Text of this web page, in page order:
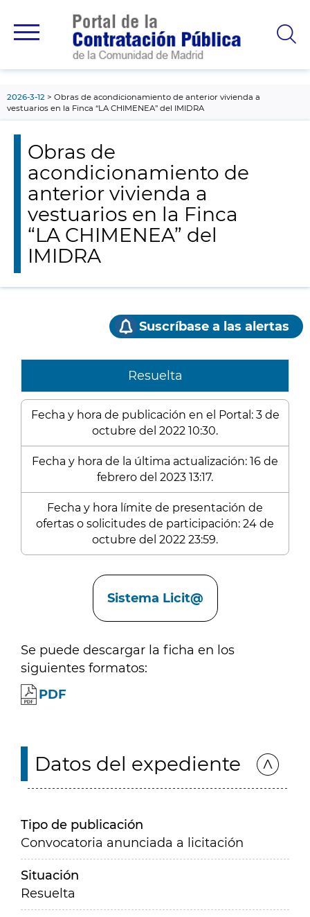
principal
2026-3-12
Obras de acondicionamiento de anterior vivienda a
vestuarios en la Finca “LA CHIMENEA” del IMIDRA
Obras de
acondicionamiento de
anterior vivienda a
vestuarios en la Finca
“LA CHIMENEA” del
IMIDRA
Suscríbase a las alertas
Resuelta
Fecha y hora de publicación en el Portal: 3 de
octubre del 2022 10:30.
Fecha y hora de la última actualización: 16 de
febrero del 2023 13:17.
Fecha y hora límite de presentación de
ofertas o solicitudes de participación: 24 de
octubre del 2022 23:59.
Sistema Licit@
Se puede descargar la ficha en los
siguientes formatos:
PDF
Datos del expediente
Tipo de publicación
Convocatoria anunciada a licitación
Situación
Resuelta